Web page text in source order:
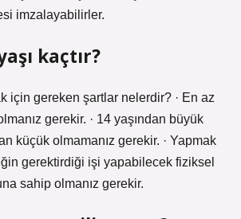
imzalayabilirler.
kaçtır?
için gereken şartlar nelerdir? · En az
gerekir. · 14 yaşından büyük
küçük olmamanız gerekir. · Yapmak
gerektirdiği işi yapabilecek fiziksel
sahip olmanız gerekir.